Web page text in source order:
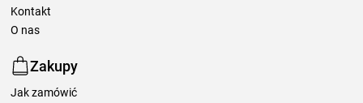
Kontakt
O nas
Zakupy
Jak zamówić